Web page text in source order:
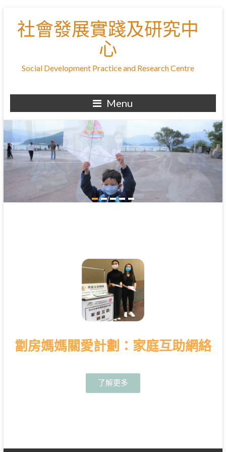
社會發展實踐及研究中
心
Social Development Practice and Research Centre
Menu
劏房媽媽關愛計劃：家庭互助網絡
了解更多